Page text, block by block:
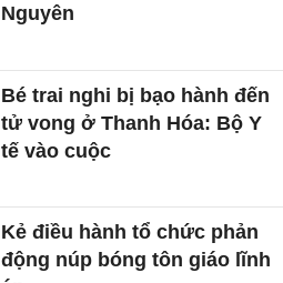
Nguyên
Bé trai nghi bị bạo hành đến
tử vong ở Thanh Hóa: Bộ Y
tế vào cuộc
Kẻ điều hành tổ chức phản
động núp bóng tôn giáo lĩnh